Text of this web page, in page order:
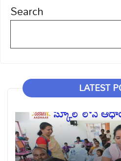
Search
LATEST